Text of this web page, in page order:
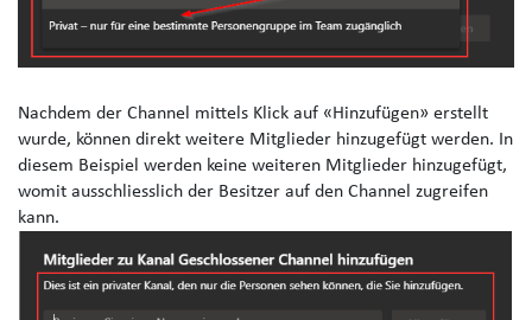
Nachdem der Channel mittels Klick auf «Hinzufügen» erstellt
wurde, können direkt weitere Mitglieder hinzugefügt werden. In
diesem Beispiel werden keine weiteren Mitglieder hinzugefügt,
womit ausschliesslich der Besitzer auf den Channel zugreifen
kann.